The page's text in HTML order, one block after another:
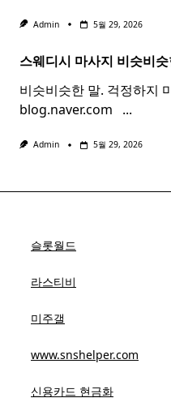
Admin 5월 29, 2026
스웨디시 마사지 비슷비
비슷비슷한 말. 걱정하지
blog.naver.com ​ ​
...
Admin 5월 29, 2026
슬롯월드
라스티비
미주갤
www.snshelper.com
신용카드 현금화